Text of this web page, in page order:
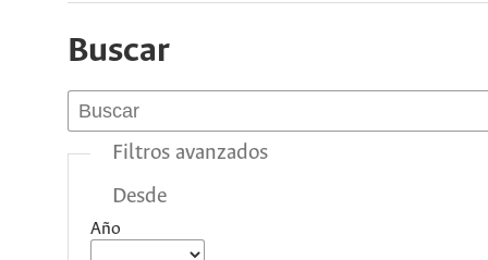
Buscar
Filtros avanzados
Desde
Año